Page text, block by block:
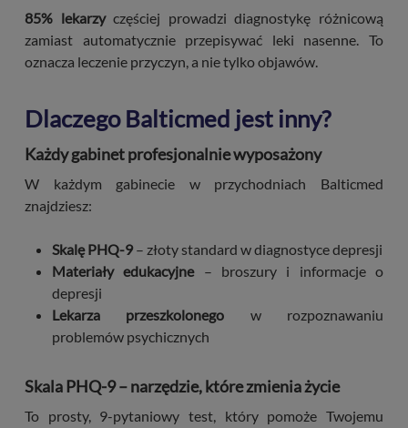
85% lekarzyczęściej prowadzi diagnostykę różnicową
zamiast automatycznie przepisywać leki nasenne. To
oznacza leczenie przyczyn, a nie tylko objawów.
Dlaczego Balticmed jest inny?
Każdy gabinet profesjonalnie wyposażony
W każdym gabinecie w przychodniach Balticmed
znajdziesz:
Skalę PHQ-9– złoty standard w diagnostyce depresji
Materiały edukacyjne– broszury i informacje o
depresji
Lekarza przeszkolonego w rozpoznawaniu
problemów psychicznych
Skala PHQ-9 – narzędzie, które zmienia życie
To prosty, 9-pytaniowy test, który pomoże Twojemu